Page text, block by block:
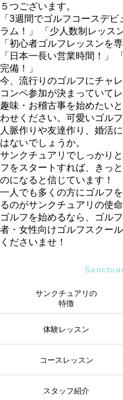
５つございます。
「3週間でゴルフコースデ
ラム！」 「少人数制レッス
「初心者ゴルフレッスンを
「日本一長い営業時間！」
完備！」
今、流行りのゴルフにチャ
コンペ参加が決まっていて
趣味・お稽古事を始めたい
わせください。可愛いゴル
人脈作りや友達作り、婚活
はないでしょうか。
サンクチュアリでしっかり
フをスタートすれば、きっ
のになると信じています！
一人でも多くの方にゴルフ
るのがサンクチュアリの使命
ゴルフを始めるなら、ゴル
者・女性向けゴルフスクー
くださいませ！
サンクチュアリの
特徴
体験レッスン
コースレッスン
スタッフ紹介